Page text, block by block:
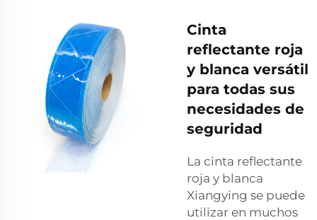
Cinta
reflectante roja
y blanca versátil
para todas sus
necesidades de
seguridad
La cinta reflectante
roja y blanca
Xiangying se puede
utilizar en muchos